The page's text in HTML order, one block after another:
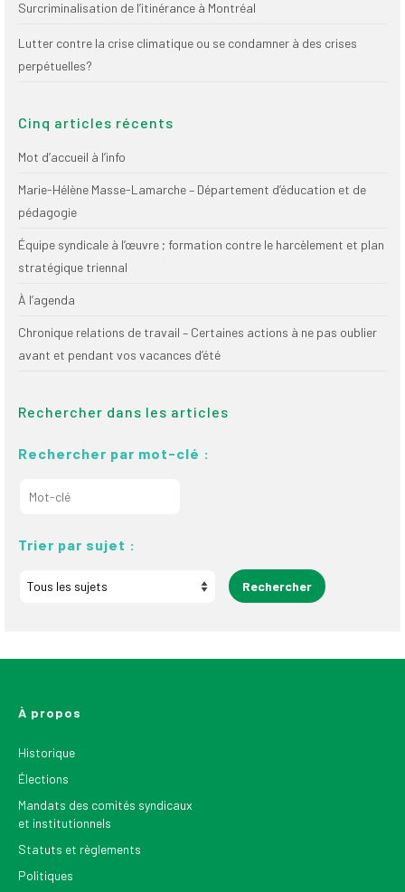
SCCUQ intervention
Surcriminalisation de l’itinérance à Montréal
Lutter contre la crise climatique ou se condamner à des crises
perpétuelles?
Cinq articles récents
Mot d’accueil à l’info
Marie-Hélène Masse-Lamarche – Département d’éducation et de
pédagogie
Équipe syndicale à l’œuvre ; formation contre le harcèlement et plan
stratégique triennal
À l’agenda
Chronique relations de travail – Certaines actions à ne pas oublier
avant et pendant vos vacances d’été
Rechercher dans les articles
Rechercher par mot-clé :
Trier par sujet :
À propos
Historique
Élections
Mandats des comités syndicaux
et institutionnels
Statuts et règlements
Politiques